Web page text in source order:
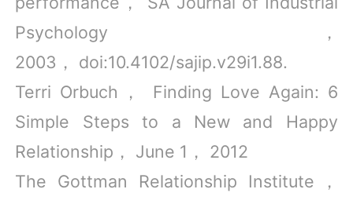
Psychology，
2003， doi:10.4102/sajip.v29i1.88.
Terri Orbuch， Finding Love Again: 6
Simple Steps to a New and Happy
Relationship， June 1， 2012
The Gottman Relationship Institute，